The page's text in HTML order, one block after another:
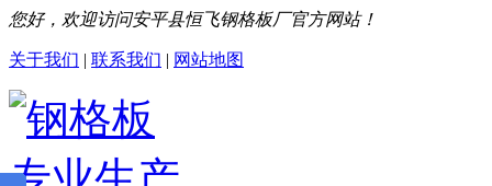
您好，欢迎访问安平县恒飞钢格板厂官方网站！
关于我们 | 联系我们 | 网站地图